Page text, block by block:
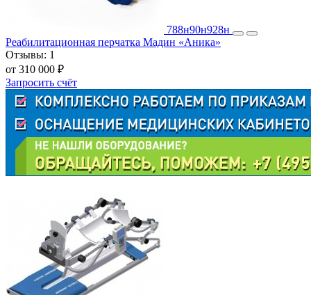
788н90н928н
Реабилитационная перчатка Мадин «Аника»
Отзывы: 1
от 310 000 ₽
Запросить счёт